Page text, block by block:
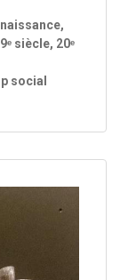
siècle, 20ᵉ
social